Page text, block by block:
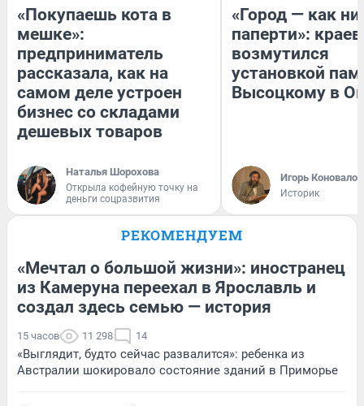
«Покупаешь кота в
мешке»:
предприниматель
рассказала, как на
самом деле устроен
бизнес со складами
дешевых товаров
Наталья Шорохова
Открыла кофейную точку на
деньги соцразвития
«Город — как
паперти»:
возмутился
установкой
Высоцкому в
Игорь Коновалов
Историк
РЕКОМЕНДУЕМ
«Мечтал о большой жизни»: иностранец
из Камеруна переехал в Ярославль и
создал здесь семью — история
15 часов 11 298 14
«Выглядит, будто сейчас развалится»: ребенка из
Австралии шокировало состояние зданий в Приморье